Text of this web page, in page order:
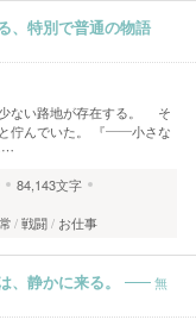
、特別で普通の物語
ない路地が存在する。 そ
佇んでいた。 『――小さな
…
84,143文字
戦闘 お仕事
、静かに来る。
無